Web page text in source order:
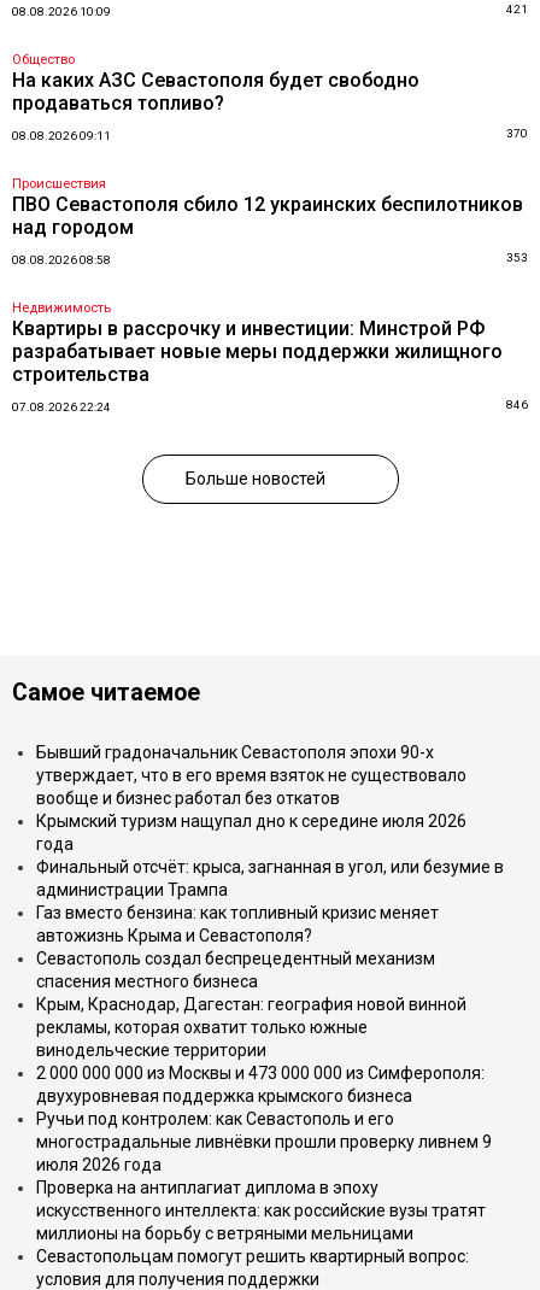
08.08.2026 10:09 421
Общество
На каких АЗС Севастополя будет свободно
продаваться топливо?
08.08.2026 09:11 370
Происшествия
ПВО Севастополя сбило 12 украинских беспилотников
над городом
08.08.2026 08:58 353
Недвижимость
Квартиры в рассрочку и инвестиции: Минстрой РФ
разрабатывает новые меры поддержки жилищного
строительства
07.08.2026 22:24 846
Больше новостей
Самое читаемое
Бывший градоначальник Севастополя эпохи 90-х
утверждает, что в его время взяток не существовало
вообще и бизнес работал без откатов
Крымский туризм нащупал дно к середине июля 2026
года
Финальный отсчёт: крыса, загнанная в угол, или безумие в
администрации Трампа
Газ вместо бензина: как топливный кризис меняет
автожизнь Крыма и Севастополя?
Севастополь создал беспрецедентный механизм
спасения местного бизнеса
Крым, Краснодар, Дагестан: география новой винной
рекламы, которая охватит только южные
винодельческие территории
2 000 000 000 из Москвы и 473 000 000 из Симферополя:
двухуровневая поддержка крымского бизнеса
Ручьи под контролем: как Севастополь и его
многострадальные ливнёвки прошли проверку ливнем 9
июля 2026 года
Проверка на антиплагиат диплома в эпоху
искусственного интеллекта: как российские вузы тратят
миллионы на борьбу с ветряными мельницами
Севастопольцам помогут решить квартирный вопрос:
условия для получения поддержки